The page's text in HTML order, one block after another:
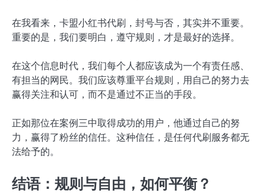
在我看来，卡盟小红书代刷，封号与否，其实并不重要。
重要的是，我们要明白，遵守规则，才是最好的选择。
在这个信息时代，我们每个人都应该成为一个有责任感、
有担当的网民。我们应该尊重平台规则，用自己的努力去
赢得关注和认可，而不是通过不正当的手段。
正如那位在案例三中取得成功的用户，他通过自己的努
力，赢得了粉丝的信任。这种信任，是任何代刷服务都无
法给予的。
结语：规则与自由，如何平衡？